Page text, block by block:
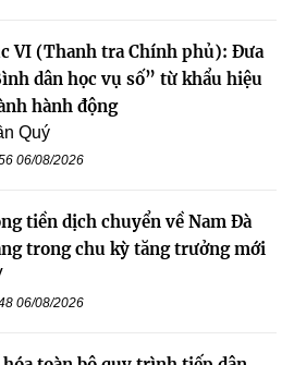
VI (Thanh tra Chính phủ): Đưa
dân học vụ số” từ khẩu hiệu
hành động
Quý
06/08/2026
tiền dịch chuyển về Nam Đà
trong chu kỳ tăng trưởng mới
06/08/2026